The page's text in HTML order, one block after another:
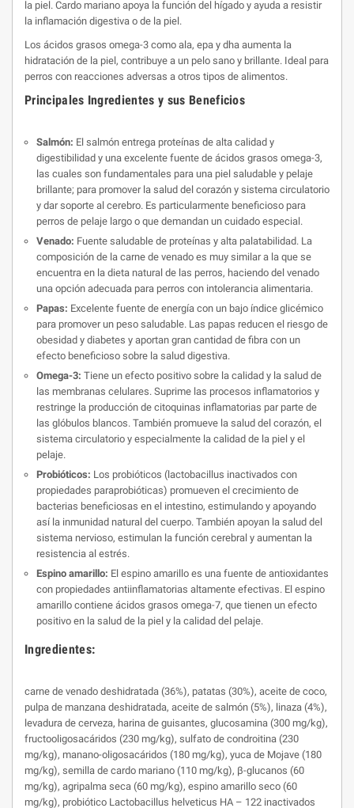
la piel. Cardo mariano apoya la función del hígado y ayuda a resistir
la inflamación digestiva o de la piel.
Los ácidos grasos omega-3 como ala, epa y dha aumenta la
hidratación de la piel, contribuye a un pelo sano y brillante. Ideal para
perros con reacciones adversas a otros tipos de alimentos.
Principales Ingredientes y sus Beneficios
Salmón: El salmón entrega proteínas de alta calidad y
digestibilidad y una excelente fuente de ácidos grasos ome­ga-3,
las cuales son fundamentales para una piel saludable y pelaje
brillante; para promover la salud del corazón y sistema circulatorio
y dar soporte al cerebro. Es particularmente beneficioso para
perros de pelaje largo o que demandan un cuidado especial.
Venado: Fuente saludable de proteínas y alta palatabilidad. La
composición de la carne de venado es muy similar a la que se
encuentra en la dieta natural de las perros, haciendo del venado
una opción adecuada para perros con intolerancia alimentaria.
Papas: Excelente fuente de energía con un bajo índice glicémico
para promover un peso saludable. Las papas reducen el riesgo de
obesidad y diabetes y aportan gran cantidad de fibra con un
efecto beneficioso sobre la salud digestiva.
Omega-3: Tiene un efecto positivo sobre la calidad y la salud de
las membranas celulares. Suprime las procesos inflamatorios y
restringe la producción de citoquinas inflamatorias par parte de
las glóbulos blancos. También promueve la salud del corazón, el
sistema circulatorio y especialmente la calidad de la piel y el
pelaje.
Probióticos: Los probióticos (lactobacillus inactivados con
propiedades paraprobióticas) promueven el crecimiento de
bacterias beneficiosas en el intestino, estimulando y apoyando
así la inmunidad natural del cuerpo. También apoyan la salud del
sistema nervioso, estimulan la función cerebral y aumentan la
resistencia al estrés.
Espino amarillo: El espino amarillo es una fuente de antioxidantes
con propiedades antiinflamatorias altamente efectivas. El espino
amarillo contiene ácidos grasos omega-7, que tienen un efecto
positivo en la salud de la piel y la calidad del pelaje.
Ingredientes:
carne de venado deshidratada (36%), patatas (30%), aceite de coco,
pulpa de manzana deshidratada, aceite de salmón (5%), linaza (4%),
levadura de cerveza, harina de guisantes, glucosamina (300 mg/kg),
fructooligosacáridos (230 mg/kg), sulfato de condroitina (230
mg/kg), manano-oligosacáridos (180 mg/kg), yuca de Mojave (180
mg/kg), semilla de cardo mariano (110 mg/kg), β-glucanos (60
mg/kg), agripalma seca (60 mg/kg), espino amarillo seco (60
mg/kg), probiótico Lactobacillus helveticus HA – 122 inactivados